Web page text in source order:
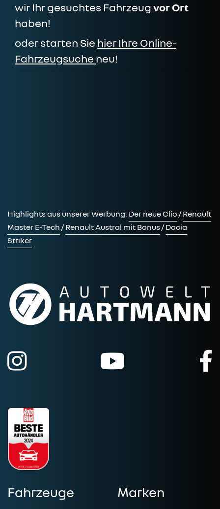
wir Ihr gesuchtes Fahrzeugvor Ort
haben!
oder starten Sie hier Ihre Online-
Fahrzeugsuche neu!
Highlights aus unserer Werbung: Der neue Clio /Renault
Master E-Tech /Renault Austral mit Bonus/Dacia
Striker
Fahrzeuge Marken